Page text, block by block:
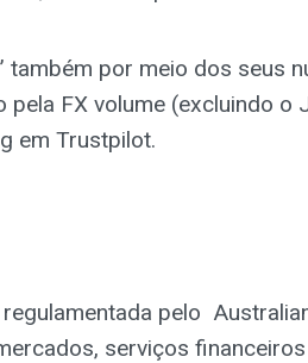
também por meio dos
pela FX volume (excluindo
em Trustpilot.
pelo
serviços